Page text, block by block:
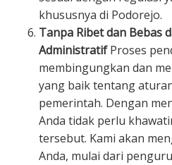
khususnya di Podorejo.
Tanpa Ribet dan Bebas
AdministratifProses
membingungkan dan
yang baik tentang
pemerintah. Dengan
Anda tidak perlu
tersebut. Kami akan
Anda, mulai dari